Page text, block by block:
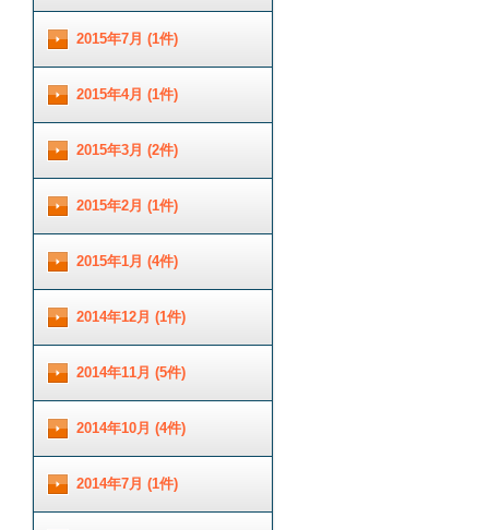
2015年7月 (1件)
2015年4月 (1件)
2015年3月 (2件)
2015年2月 (1件)
2015年1月 (4件)
2014年12月 (1件)
2014年11月 (5件)
2014年10月 (4件)
2014年7月 (1件)